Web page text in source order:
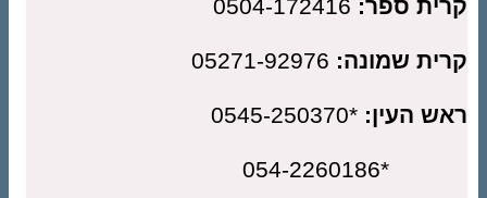
ספר:0504-172416
שמונה:05271-92976
העין:*0545-250370